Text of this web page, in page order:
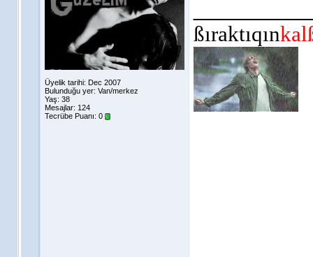
Üyelik tarihi: Dec 2007
Bulunduğu yer: Van/merkez
Yaş: 38
Mesajlar: 124
Tecrübe Puanı: 0
ßıraktıqın